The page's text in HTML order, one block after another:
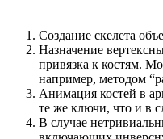
Создание скелета
Назначение
привязка к костям.
например, методом
Анимация костей в
те же ключи, что и в
В случае